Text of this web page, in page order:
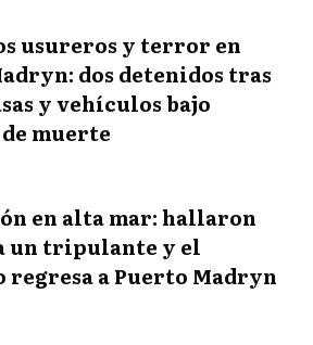
usureros y terror en
dos detenidos tras
y vehículos bajo
muerte
en alta mar: hallaron
un tripulante y el
regresa a Puerto Madryn